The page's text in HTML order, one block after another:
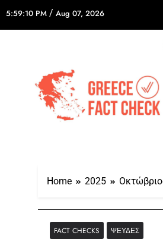
5:59:10 PM / Aug 07, 2026
Home 2025
FACT CHECKS ΨΕΥΔΈΣ